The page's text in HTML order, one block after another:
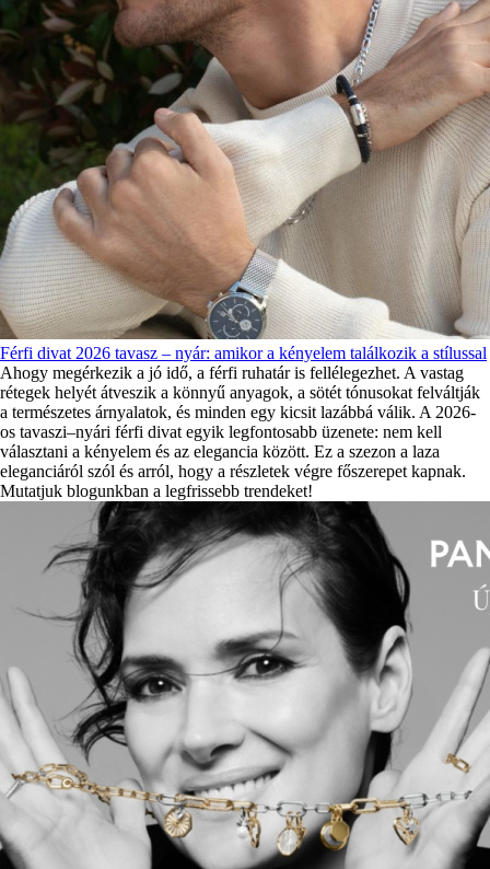
Férfi divat 2026 tavasz – nyár: amikor a kényelem találkozik a stílussal
Ahogy megérkezik a jó idő, a férfi ruhatár is fellélegezhet. A vastag
rétegek helyét átveszik a könnyű anyagok, a sötét tónusokat felváltják
a természetes árnyalatok, és minden egy kicsit lazábbá válik. A 2026-
os tavaszi–nyári férfi divat egyik legfontosabb üzenete: nem kell
választani a kényelem és az elegancia között. Ez a szezon a laza
eleganciáról szól és arról, hogy a részletek végre főszerepet kapnak.
Mutatjuk blogunkban a legfrissebb trendeket!